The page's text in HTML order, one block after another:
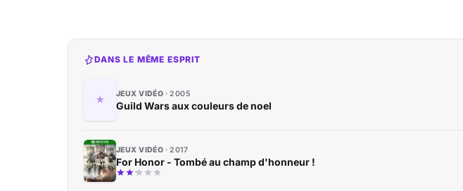
DANS LE MÊME ESPRIT
JEUX VIDÉO 2005
Guild Wars aux couleurs de noel
JEUX VIDÉO 2017
For Honor - Tombé au champ d'honneur !